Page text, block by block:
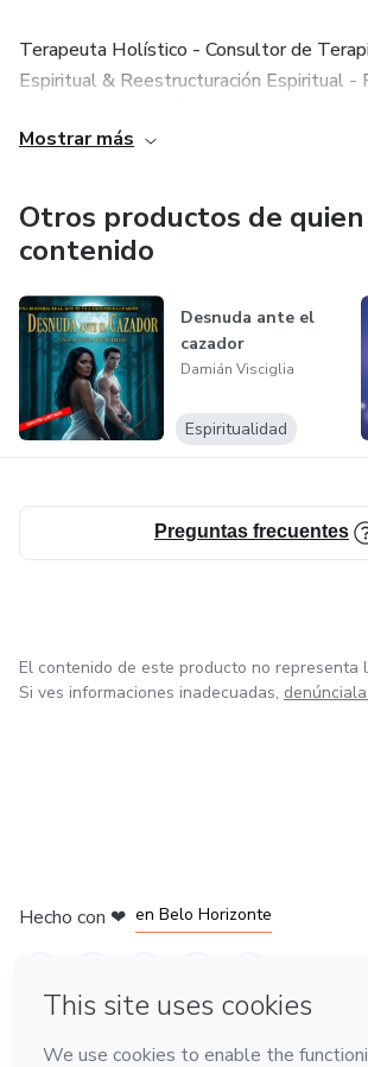
Terapeuta Holístico - Consultor de
Espiritual & Reestructuración Espiritual -
Regresiones a Vidas Pasadas -
- Profesor de Hatha Yoga & Guía de
Reiki Tradicional Usui - Maestro de
Biodecodificación Emocional y Arquetipal.
Mostrar más
Otros productos de
contenido
Desnuda ante el
cazador
Damián Visciglia
Espiritualidad
Preguntas frecuentes
El contenido de este producto no representa
Si ves informaciones inadecuadas,
Hecho con ❤ en Belo Horizonte
Conoce Hotmart